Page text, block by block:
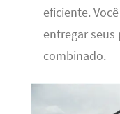
eficiente.
entregar seus
combinado.